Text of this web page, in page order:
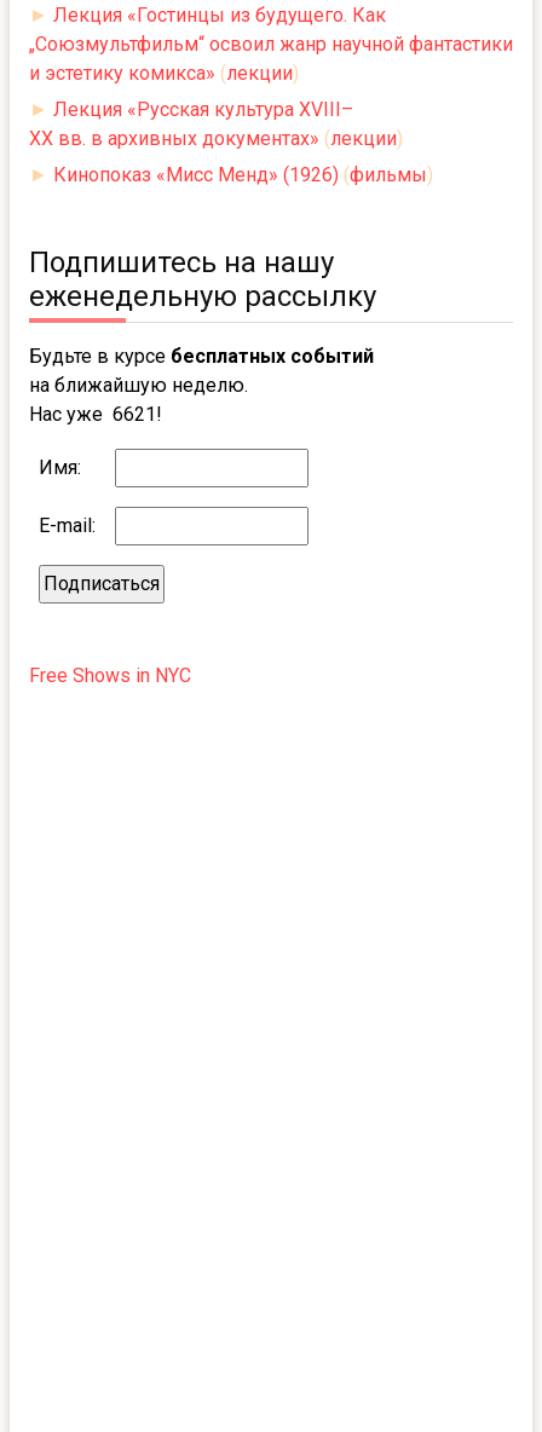
► Лекция «Гостинцы из будущего. Как
„Союзмультфильм“ освоил жанр научной фантастики
и эстетику комикса» (лекции)
► Лекция «Русская культура XVIII–
XX вв. в архивных документах» (лекции)
► Кинопоказ «Мисс Менд» (1926) (фильмы)
Подпишитесь на нашу
еженедельную рассылку
Будьте в курсе бесплатных событий
на ближайшую неделю.
Нас уже 6621!
Имя:
E-mail:
Free Shows in NYC